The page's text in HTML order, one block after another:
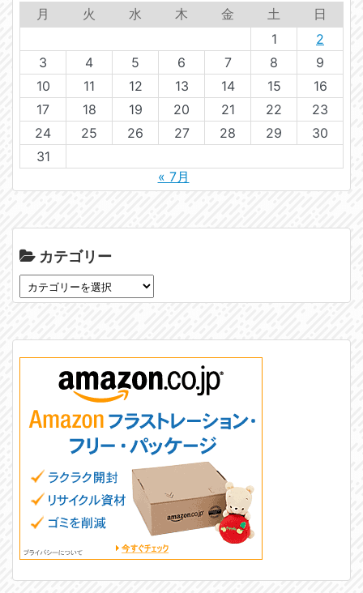
月
火 水 木 金 土
日
1
2
3
4 5 6 7 8
9
10
11 12 13 14 15
16
17
18 19 20 21 22
23
24
25 26 27 28 29
30
31
« 7月
カテゴリー